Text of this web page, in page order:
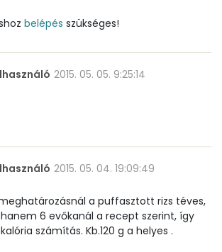
159 mg
19.5 g
belépés szükséges!
2015. 05. 05. 9:25:14
2015. 05. 04. 19:09:49
a puffasztott rizs téves,
6 evőkanál a recept szerint, így
számítás. Kb.120 g a helyes .